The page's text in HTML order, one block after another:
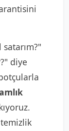
satarım?"
diye
temizlik